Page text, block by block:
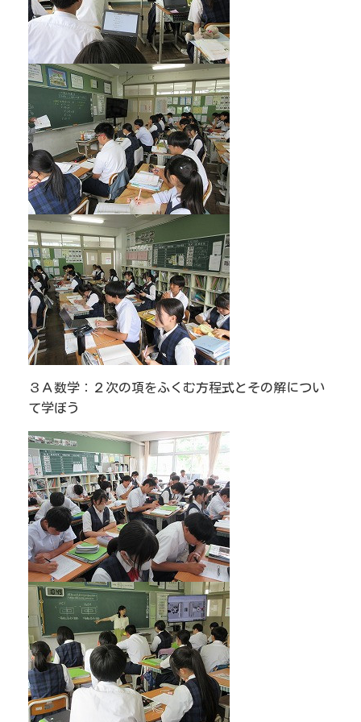
３Ａ数学：２次の項をふくむ方程式とその解につい
て学ぼう